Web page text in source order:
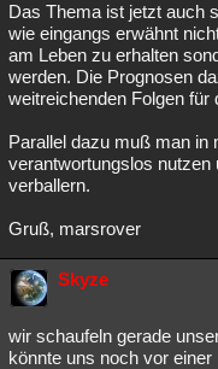
Das Thema ist jetzt auch
wie eingangs erwähnt
am Leben zu erhalten
werden. Die Prognosen
weitreichenden Folgen für
Parallel dazu muß man in
verantwortungslos nutzen
verballern.
Gruß, marsrover
Skyze
wir schaufeln gerade
könnte uns noch vor